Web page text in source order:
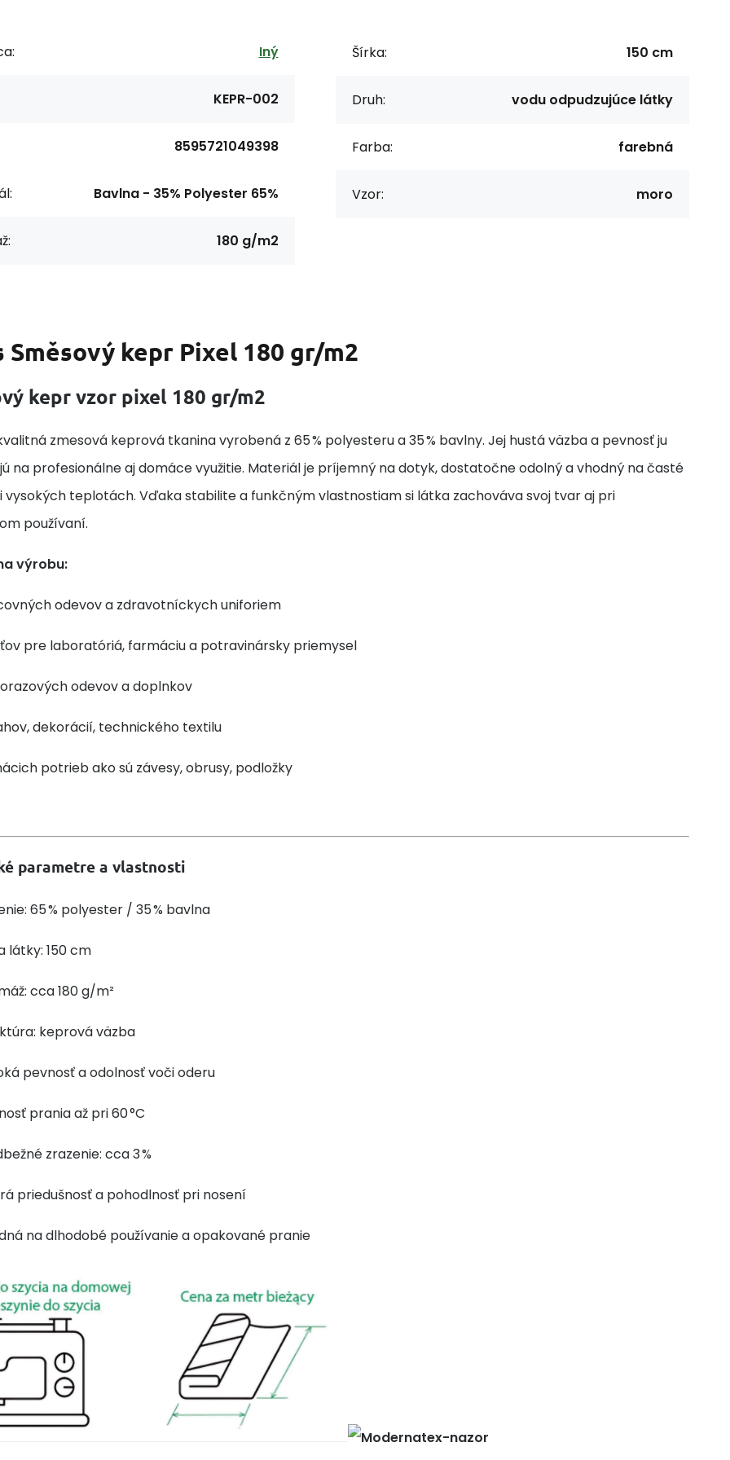
Iný
KEPR-002
8595721049398
Bavlna - 35% Polyester 65%
180 g/m2
Šírka: 150 cm
Druh: vodu odpudzujúce látky
Farba: farebná
Vzor: moro
Směsový kepr Pixel 180 gr/m2
kepr vzor pixel 180 gr/m2
kvalitná zmesová keprová tkanina vyrobená z 65 % polyesteru a 35 % bavlny. Jej hustá väzba a pevnosť ju
na profesionálne aj domáce využitie. Materiál je príjemný na dotyk, dostatočne odolný a vhodný na časté
vysokých teplotách. Vďaka stabilite a funkčným vlastnostiam si látka zachováva svoj tvar aj pri
používaní.
výrobu:
odevov a zdravotníckych uniforiem
pre laboratóriá, farmáciu a potravinársky priemysel
odevov a doplnkov
dekorácií, technického textilu
potrieb ako sú závesy, obrusy, podložky
parametre a vlastnosti
65 % polyester / 35 % bavlna
látky: 150 cm
cca 180 g/m²
keprová väzba
pevnosť a odolnosť voči oderu
prania až pri 60 °C
zrazenie: cca 3 %
priedušnosť a pohodlnosť pri nosení
na dlhodobé používanie a opakované pranie